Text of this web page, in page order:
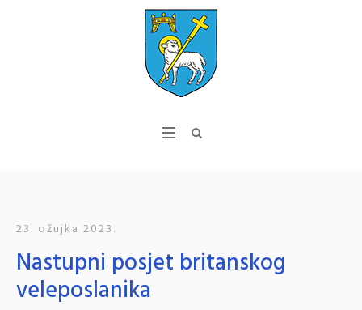
23. ožujka 2023.
Nastupni posjet britanskog
veleposlanika